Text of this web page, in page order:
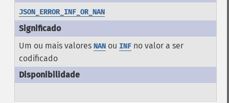
JSON_ERROR_INF_OR_NAN
Um ou mais valores NANou INFno valor a ser
codificado